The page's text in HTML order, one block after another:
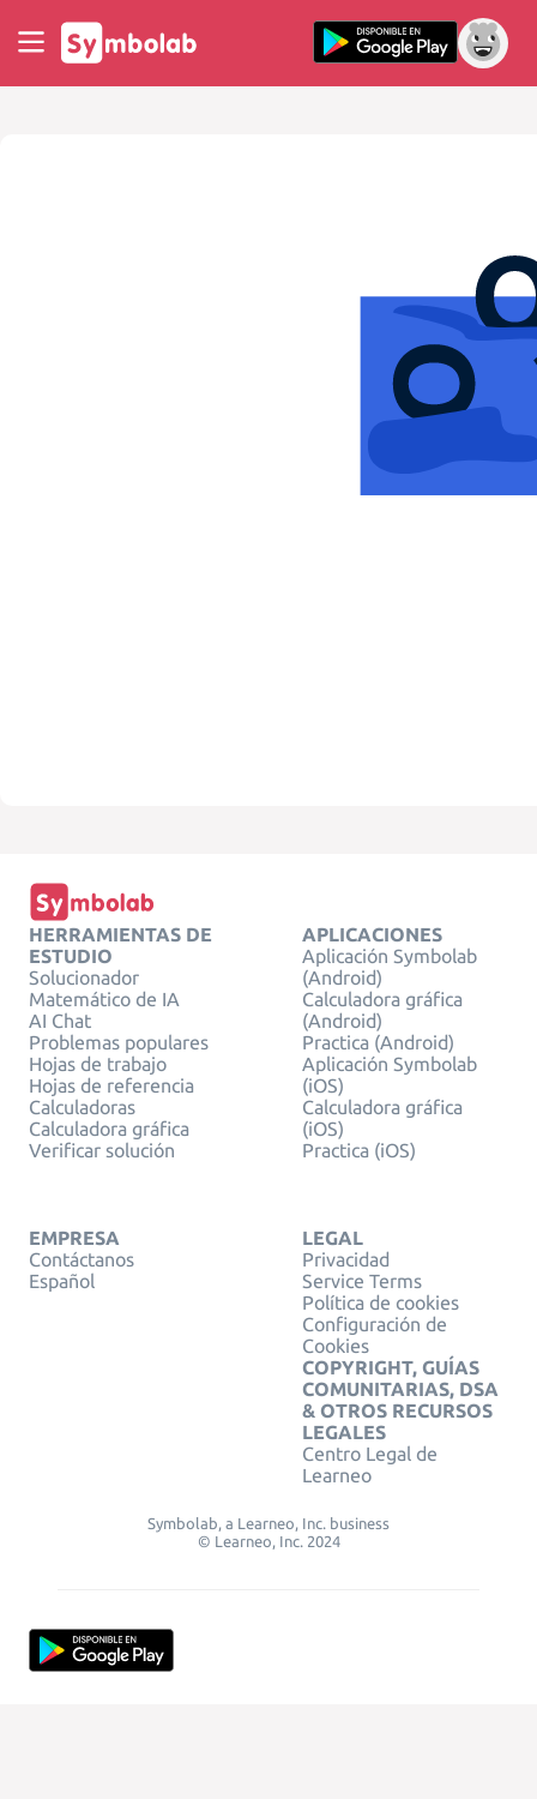
HERRAMIENTAS DE
ESTUDIO
Solucionador
Matemático de IA
AI Chat
Problemas populares
Hojas de trabajo
Hojas de referencia
Calculadoras
Calculadora gráfica
Verificar solución
APLICACIONES
Aplicación Symbolab
(Android)
Calculadora gráfica
(Android)
Practica (Android)
Aplicación Symbolab
(iOS)
Calculadora gráfica
(iOS)
Practica (iOS)
EMPRESA
Contáctanos
Español
LEGAL
Privacidad
Service Terms
Política de cookies
Configuración de
Cookies
COPYRIGHT, GUÍAS
COMUNITARIAS, DSA
& OTROS RECURSOS
LEGALES
Centro Legal de
Learneo
Symbolab, a Learneo, Inc. business
© Learneo, Inc. 2024